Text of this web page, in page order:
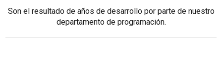
Son el resultado de años de desarrollo por parte de nuestro
departamento de programación.